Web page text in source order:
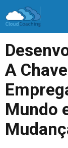
A
Mundo